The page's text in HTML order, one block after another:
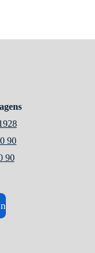
90
90